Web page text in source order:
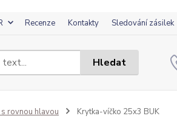
Recenze Kontakty Sledování zásilek
Hledat
rovnou hlavou Krytka-víčko 25x3 BUK